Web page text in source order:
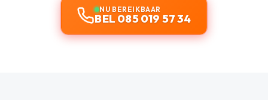
NU BEREIKBAAR
BEL 085 019 57 34